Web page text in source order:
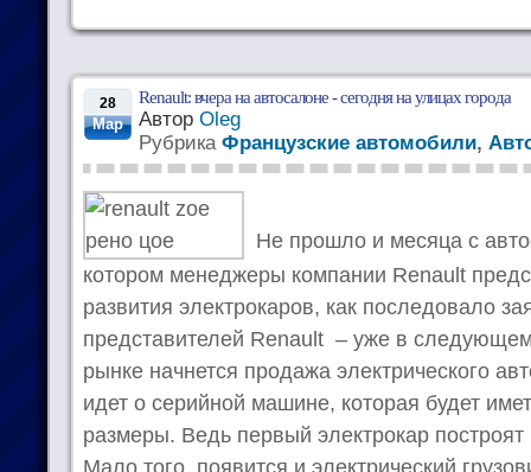
28
Мар
Renault: вчера на автосалоне - сегодня на улицах города
Автор Oleg
Рубрика Французские автомобили,
Не прошло и месяца с
котором менеджеры компании Renault
развития электрокаров, как последовало
представителей Renault – уже в
рынке начнется продажа электрического
идет о серийной машине, которая будет
размеры. Ведь первый электрокар
Мало того, появится и электрический